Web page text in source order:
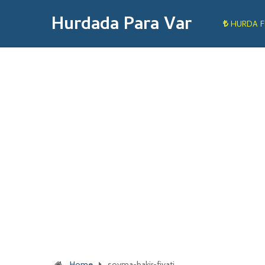
Hurdada Para Var HURDA